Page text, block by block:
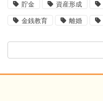
貯金 資産形成
金銭教育 離婚